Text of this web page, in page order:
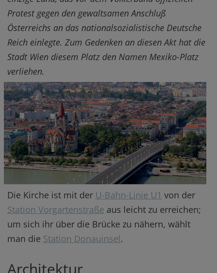
Protest gegen den gewaltsamen Anschluß
Österreichs an das nationalsozialistische Deutsche
Reich einlegte. Zum Gedenken an diesen Akt hat die
Stadt Wien diesem Platz den Namen Mexiko-Platz
verliehen.
Die Kirche ist mit der U-Bahn-Linie U1 von der
Station Vorgartenstraße aus leicht zu erreichen;
um sich ihr über die Brücke zu nähern, wählt
man die Station Donauinsel.
Architektur